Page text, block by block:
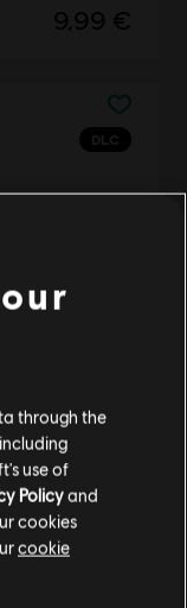
9,99 €
DLC
DLC
through the
use of
Policyand
cookies
cookie